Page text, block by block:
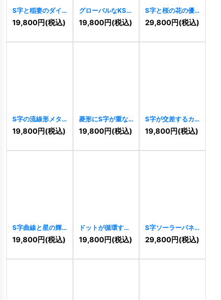
S字と稲妻のダイ
ナミックロゴ
10281 ]
19,800円(税込)
グローバルなKSと
輝くドットのダイ
ナミックロゴ
19,800円(税込)
S字と桜の花の優
美なロゴ [10262 ]
29,800円(税込)
S字の流線形メタ
リックロゴ
10260]
19,800円(税込)
菱形にS字が重な
るダイナミックロ
ゴ [ 10256 ]
19,800円(税込)
S字が交差するカ
ラフルな連携ロゴ
10248]
19,800円(税込)
S字曲線と星の輝
く成功ロゴ
10246]
19,800円(税込)
ドットが循環する
S字のオーガニッ
クロゴ [10236]
19,800円(税込)
S字ソーラーパネ
ルロゴ [10232]
29,800円(税込)